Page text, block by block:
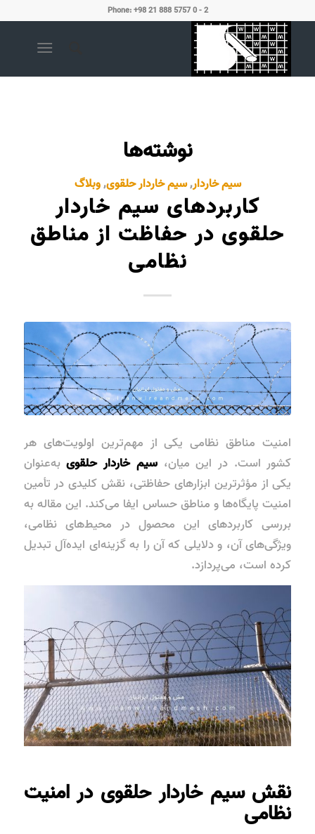
Phone: +98 21 888 5757 0 - 2
نوشته‌ها
سیم خاردار,سیم خاردار حلقوی,وبلاگ
کاربردهای سیم خاردار
حلقوی در حفاظت از مناطق
نظامی
امنیت مناطق نظامی یکی از مهم‌ترین اولویت‌های هر
کشور است. در این میان،سیم خاردار حلقویبه‌عنوان
یکی از مؤثرترین ابزارهای حفاظتی، نقش کلیدی در تأمین
امنیت پایگاه‌ها و مناطق حساس ایفا می‌کند. این مقاله به
بررسی کاربردهای این محصول در محیط‌های نظامی،
ویژگی‌های آن، و دلایلی که آن را به گزینه‌ای ایده‌آل تبدیل
کرده است، می‌پردازد.
نقش سیم خاردار حلقوی در امنیت
نظامی